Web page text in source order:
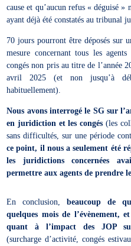
cause et qu’aucun refus « déguisé »
ayant déjà été constatés au tribunal
70 jours pourront être déposés sur
mesure concernant tous les
congés non pris au titre de l’année
avril 2025 (et non jusqu’à
habituellement).
Nous avons interrogé le SG sur
en juridiction et les congés (les
sans difficultés, sur une période
ce point, il nous a seulement été
les juridictions concernées
permettre aux agents de prendre
En conclusion, beaucoup de
quelques mois de l’évènement,
quant à l’impact des JOP
(surcharge d’activité, congés